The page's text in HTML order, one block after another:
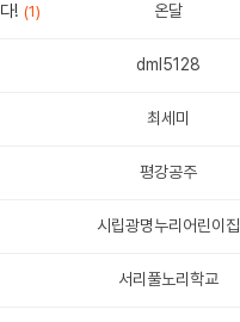
! (1) 온달
dml5128
최세미
평강공주
시립광명누리어린이집
서리풀노리학교